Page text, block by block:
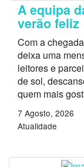
A equipa
verão feliz
Com a
deixa uma
leitores e
de sol,
quem mais
7 Agosto, 2026
Atualidade